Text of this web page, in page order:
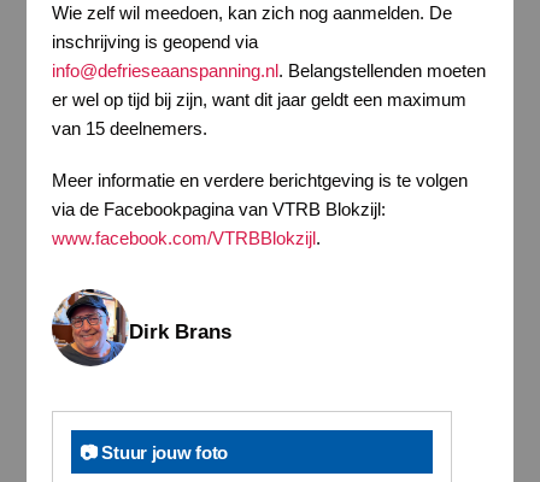
Wie zelf wil meedoen, kan zich nog aanmelden. De
inschrijving is geopend via
info@defrieseaanspanning.nl. Belangstellenden moeten
er wel op tijd bij zijn, want dit jaar geldt een maximum
van 15 deelnemers.
Meer informatie en verdere berichtgeving is te volgen
via de Facebookpagina van VTRB Blokzijl:
www.facebook.com/VTRBBlokzijl .
Dirk Brans
📷 Stuur jouw foto